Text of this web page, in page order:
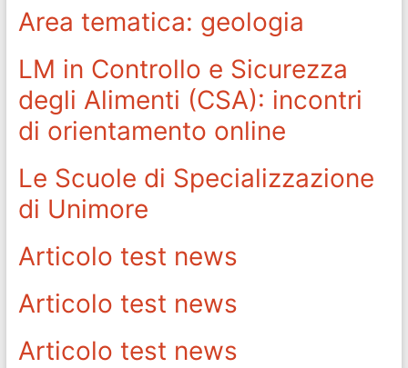
Area tematica: geologia
LM in Controllo e Sicurezza
degli Alimenti (CSA): incontri
di orientamento online
Le Scuole di Specializzazione
di Unimore
Articolo test news
Articolo test news
Articolo test news